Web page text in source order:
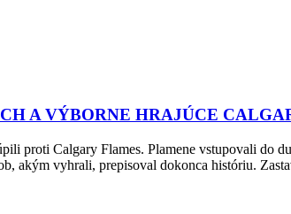
A VÝBORNE HRAJÚCE
proti Calgary Flames. Plamene vstupovali do
akým vyhrali, prepisoval dokonca históriu.